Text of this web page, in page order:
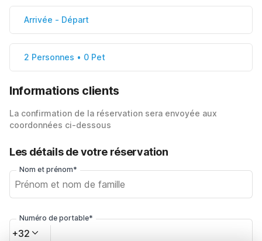
Arrivée - Départ
2 Personnes • 0 Pet
Informations clients
La confirmation de la réservation sera envoyée aux
coordonnées ci-dessous
Les détails de votre réservation
Nom et prénom*
Numéro de portable*
+32